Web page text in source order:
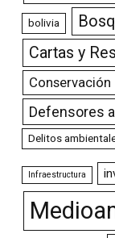
bolivia
Cartas y
Conservación
Defensores
Delitos
Infraestructura